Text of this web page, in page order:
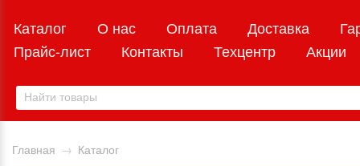
Каталог О нас Оплата Доставка
Прайс-лист
Контакты Техцентр Акции
Главная → Каталог